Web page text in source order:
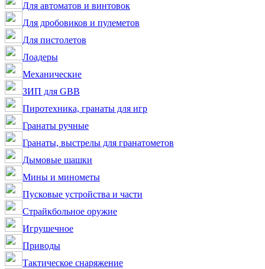
Для автоматов и винтовок
Для дробовиков и пулеметов
Для пистолетов
Лоадеры
Механические
ЗИП для GBB
Пиротехника, гранаты для игр
Гранаты ручные
Гранаты, выстрелы для гранатометов
Дымовые шашки
Мины и минометы
Пусковые устройства и части
Страйкбольное оружие
Игрушечное
Приводы
Тактическое снаряжение